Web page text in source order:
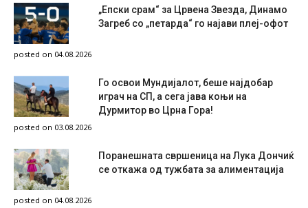
„Епски срам“ за Црвена Звезда, Динамо
Загреб со „петарда“ го најави плеј-офот
posted on 04.08.2026
Го освои Мундијалот, беше најдобар
играч на СП, а сега јава коњи на
Дурмитор во Црна Гора!
posted on 03.08.2026
Поранешната свршеница на Лука Дончиќ
се откажа од тужбата за алиментација
posted on 04.08.2026